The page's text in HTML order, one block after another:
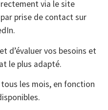
via le site
prise de contact sur
d’évaluer vos besoins et
le plus adapté.
les mois, en fonction